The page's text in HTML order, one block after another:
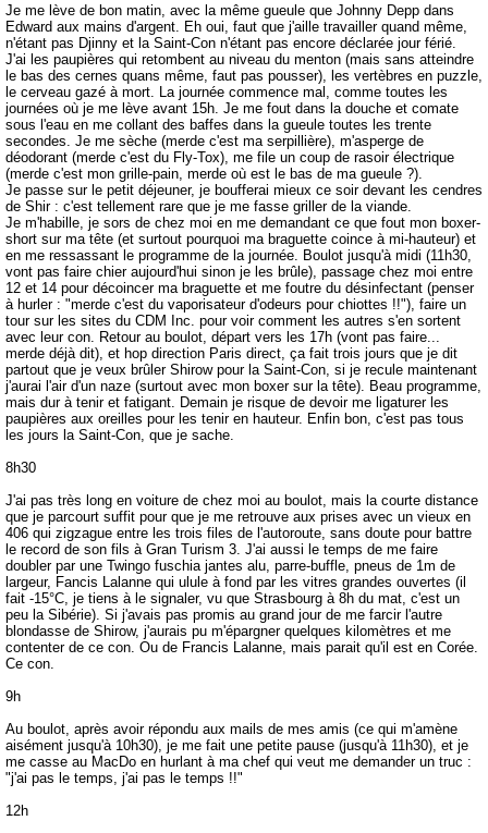
Je me lève de bon matin, avec la même gueule que Johnny Depp dans
Edward aux mains d'argent. Eh oui, faut que j'aille travailler quand même,
n'étant pas Djinny et la Saint-Con n'étant pas encore déclarée jour férié.
J'ai les paupières qui retombent au niveau du menton (mais sans atteindre
le bas des cernes quans même, faut pas pousser), les vertèbres en puzzle,
le cerveau gazé à mort. La journée commence mal, comme toutes les
journées où je me lève avant 15h. Je me fout dans la douche et comate
sous l'eau en me collant des baffes dans la gueule toutes les trente
secondes. Je me sèche (merde c'est ma serpillière), m'asperge de
déodorant (merde c'est du Fly-Tox), me file un coup de rasoir électrique
(merde c'est mon grille-pain, merde où est le bas de ma gueule ?).
Je passe sur le petit déjeuner, je boufferai mieux ce soir devant les cendres
de Shir : c'est tellement rare que je me fasse griller de la viande.
Je m'habille, je sors de chez moi en me demandant ce que fout mon boxer-
short sur ma tête (et surtout pourquoi ma braguette coince à mi-hauteur) et
en me ressassant le programme de la journée. Boulot jusqu'à midi (11h30,
vont pas faire chier aujourd'hui sinon je les brûle), passage chez moi entre
12 et 14 pour décoincer ma braguette et me foutre du désinfectant (penser
à hurler : "merde c'est du vaporisateur d'odeurs pour chiottes !!"), faire un
tour sur les sites du CDM Inc. pour voir comment les autres s'en sortent
avec leur con. Retour au boulot, départ vers les 17h (vont pas faire...
merde déjà dit), et hop direction Paris direct, ça fait trois jours que je dit
partout que je veux brûler Shirow pour la Saint-Con, si je recule maintenant
j'aurai l'air d'un naze (surtout avec mon boxer sur la tête). Beau programme,
mais dur à tenir et fatigant. Demain je risque de devoir me ligaturer les
paupières aux oreilles pour les tenir en hauteur. Enfin bon, c'est pas tous
les jours la Saint-Con, que je sache.
8h30
J'ai pas très long en voiture de chez moi au boulot, mais la courte distance
que je parcourt suffit pour que je me retrouve aux prises avec un vieux en
406 qui zigzague entre les trois files de l'autoroute, sans doute pour battre
le record de son fils à Gran Turism 3. J'ai aussi le temps de me faire
doubler par une Twingo fuschia jantes alu, parre-buffle, pneus de 1m de
largeur, Fancis Lalanne qui ulule à fond par les vitres grandes ouvertes (il
fait -15°C, je tiens à le signaler, vu que Strasbourg à 8h du mat, c'est un
peu la Sibérie). Si j'avais pas promis au grand jour de me farcir l'autre
blondasse de Shirow, j'aurais pu m'épargner quelques kilomètres et me
contenter de ce con. Ou de Francis Lalanne, mais parait qu'il est en Corée.
Ce con.
9h
Au boulot, après avoir répondu aux mails de mes amis (ce qui m'amène
aisément jusqu'à 10h30), je me fait une petite pause (jusqu'à 11h30), et je
me casse au MacDo en hurlant à ma chef qui veut me demander un truc :
"j'ai pas le temps, j'ai pas le temps !!"
12h